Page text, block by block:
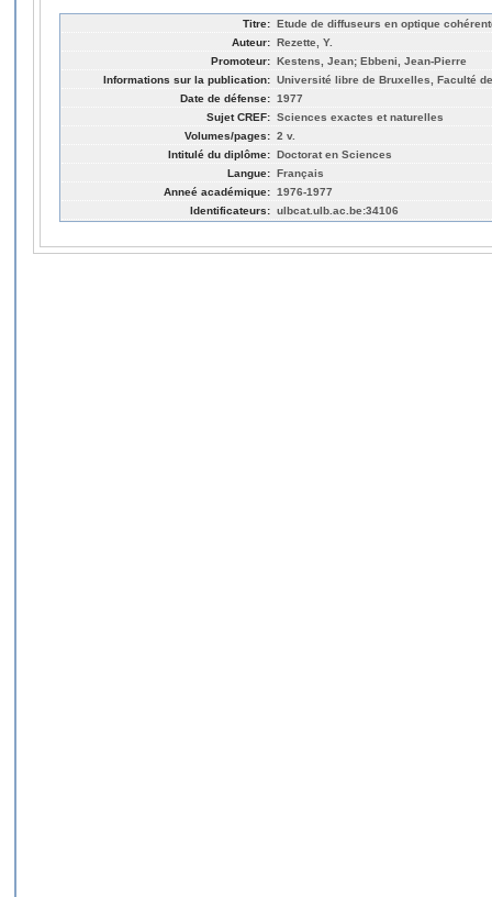
Titre: Etude de diffuseurs en optique
Auteur: Rezette, Y.
Promoteur: Kestens, Jean; Ebbeni, Jean-Pierre
Informations sur la publication: Université libre de Bruxelles, Faculté
Date de défense: 1977
Sujet CREF: Sciences exactes et naturelles
Volumes/pages: 2 v.
Intitulé du diplôme: Doctorat en Sciences
Langue: Français
Anneé académique: 1976-1977
Identificateurs: ulbcat.ulb.ac.be:34106